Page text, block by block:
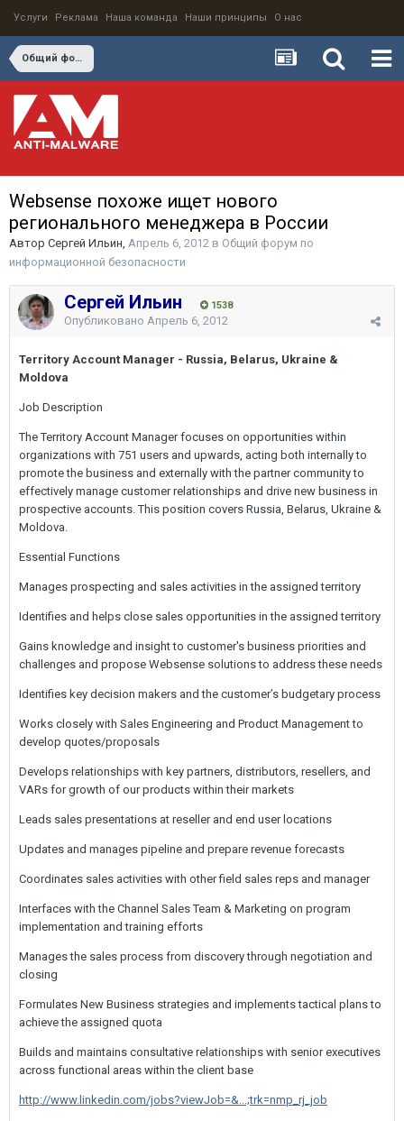
Услуги Реклама Наша команда Наши принципы О нас
Общий форум по информационной безопасности
Websense похоже ищет нового
регионального менеджера в России
Автор Сергей Ильин, Апрель 6, 2012 в Общий форум по
информационной безопасности
Сергей Ильин 1538
Опубликовано Апрель 6, 2012
Territory Account Manager - Russia, Belarus, Ukraine &
Moldova
Job Description
The Territory Account Manager focuses on opportunities within
organizations with 751 users and upwards, acting both internally to
promote the business and externally with the partner community to
effectively manage customer relationships and drive new business in
prospective accounts. This position covers Russia, Belarus, Ukraine &
Moldova.
Essential Functions
Manages prospecting and sales activities in the assigned territory
Identifies and helps close sales opportunities in the assigned territory
Gains knowledge and insight to customer's business priorities and
challenges and propose Websense solutions to address these needs
Identifies key decision makers and the customer’s budgetary process
Works closely with Sales Engineering and Product Management to
develop quotes/proposals
Develops relationships with key partners, distributors, resellers, and
VARs for growth of our products within their markets
Leads sales presentations at reseller and end user locations
Updates and manages pipeline and prepare revenue forecasts
Coordinates sales activities with other field sales reps and manager
Interfaces with the Channel Sales Team & Marketing on program
implementation and training efforts
Manages the sales process from discovery through negotiation and
closing
Formulates New Business strategies and implements tactical plans to
achieve the assigned quota
Builds and maintains consultative relationships with senior executives
across functional areas within the client base
http://www.linkedin.com/jobs?viewJob=&...;trk=nmp_rj_job